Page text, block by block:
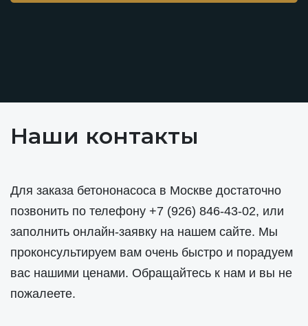
Наши контакты
Для заказа бетононасоса в Москве достаточно
позвонить по телефону +7 (926) 846-43-02, или
заполнить онлайн-заявку на нашем сайте. Мы
проконсультируем вам очень быстро и порадуем
вас нашими ценами. Обращайтесь к нам и вы не
пожалеете.